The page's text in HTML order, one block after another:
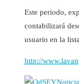
Enlaces
Este periodo,
contabilizará
usuario en la
http://